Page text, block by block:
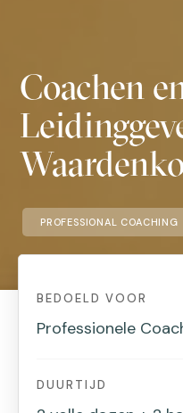
Coachen
PROFESSIONAL COACHING
BEDOELD VOOR
Professionele
DUURTIJD